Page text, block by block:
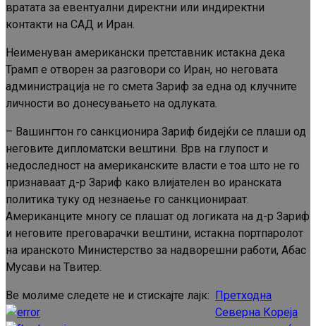
вратата за евентуални директни или индиректни
контакти на САД и Иран.
Неименуван американски претставник истакна дека
Трамп е отворен за разговори со Иран, но неговата
администрација не го смета Зариф за една од клучните
личности во донесувањето на одлуката.
– Вашингтон го санкционира Зариф бидејќи се плаши од
неговите дипломатски вештини. Врв на глупост и
недоследност на американските власти е тоа што не го
признаваат д-р Зариф како влијателен во иранската
политика туку од незнаење го санкционираат.
Американците многу се плашат од логиката на д-р Зариф
и неговите преговарачки вештини, истакна портпаролот
на иранското Министерство за надворешни работи, Абас
Мусави на Твитер.
Ве молиме следете не и стискајте лајк:
Continue
Претходна
Северна Кореја